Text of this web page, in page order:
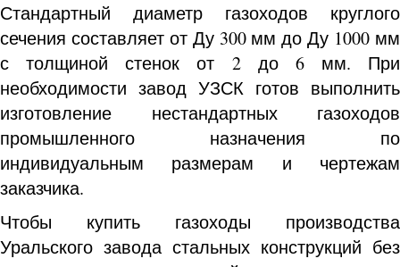
Стандартный диаметр газоходов круглого
сечения составляет от Ду 300 мм до Ду 1000 мм
с толщиной стенок от 2 до 6 мм. При
необходимости завод УЗСК готов выполнить
изготовление нестандартных газоходов
промышленного назначения по
индивидуальным размерам и чертежам
заказчика.
Чтобы купить газоходы производства
Уральского завода стальных конструкций без